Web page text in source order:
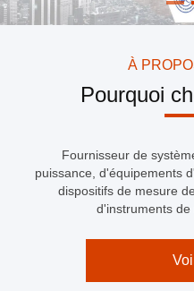
À
Pourquoi
Fournisseur de
puissance, d'équipements
dispositifs de mesure
d'instruments de